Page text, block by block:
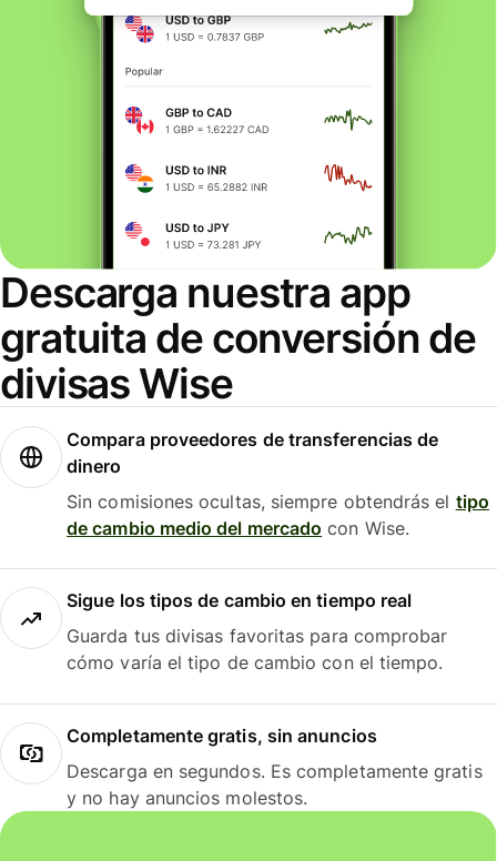
Descarga nuestra app
gratuita de conversión de
divisas Wise
Compara proveedores de transferencias de
dinero
Sin comisiones ocultas, siempre obtendrás el tipo
de cambio medio del mercado con Wise.
Sigue los tipos de cambio en tiempo real
Guarda tus divisas favoritas para comprobar
cómo varía el tipo de cambio con el tiempo.
Completamente gratis, sin anuncios
Descarga en segundos. Es completamente gratis
y no hay anuncios molestos.